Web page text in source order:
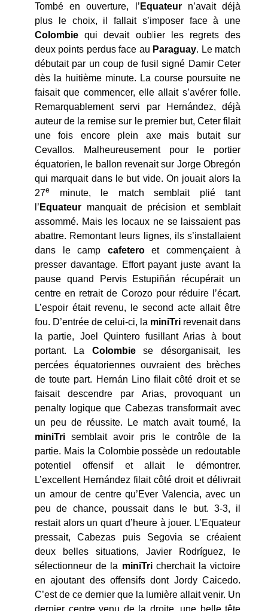
Tombé en ouverture, l’ Equateur n’avait déjà
plus le choix, il fallait s’imposer face à une
Colombie qui devait oublier les regrets des
deux points perdus face au Paraguay. Le match
débutait par un coup de fusil signé Damir Ceter
dès la huitième minute. La course poursuite ne
faisait que commencer, elle allait s’avérer folle.
Remarquablement servi par Hernández, déjà
auteur de la remise sur le premier but, Ceter filait
une fois encore plein axe mais butait sur
Cevallos. Malheureusement pour le portier
équatorien, le ballon revenait sur Jorge Obregón
qui marquait dans le but vide. On jouait alors la
27e
minute, le match semblait plié tant
l’ Equateur manquait de précision et semblait
assommé. Mais les locaux ne se laissaient pas
abattre. Remontant leurs lignes, ils s’installaient
dans le camp cafeteroet commençaient à
presser davantage. Effort payant juste avant la
pause quand Pervis Estupiñán récupérait un
centre en retrait de Corozo pour réduire l’écart.
L’espoir était revenu, le second acte allait être
fou. D’entrée de celui-ci, la miniTri revenait dans
la partie, Joel Quintero fusillant Arias à bout
portant. La Colombiese désorganisait, les
percées équatoriennes ouvraient des brèches
de toute part. Hernán Lino filait côté droit et se
faisait descendre par Arias, provoquant un
penalty logique que Cabezas transformait avec
un peu de réussite. Le match avait tourné, la
miniTri semblait avoir pris le contrôle de la
partie. Mais la Colombie possède un redoutable
potentiel offensif et allait le démontrer.
L’excellent Hernández filait côté droit et délivrait
un amour de centre qu’Ever Valencia, avec un
peu de chance, poussait dans le but. 3-3, il
restait alors un quart d’heure à jouer. L’Equateur
pressait, Cabezas puis Segovia se créaient
deux belles situations, Javier Rodríguez, le
sélectionneur de la miniTricherchait la victoire
en ajoutant des offensifs dont Jordy Caicedo.
C’est de ce dernier que la lumière allait venir. Un
dernier centre venu de la droite, une belle tête